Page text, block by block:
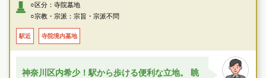
〇車
○区分：寺院墓地
○宗教・宗派：宗旨・宗派不問
駅近 寺院境内墓地
神奈川区内希少！駅から歩ける便利な立地。 眺